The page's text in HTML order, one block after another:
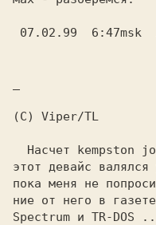
(C) Viper/TL
этот девайс
пока меня не
ние от него в
Spectrum и TR-DOS